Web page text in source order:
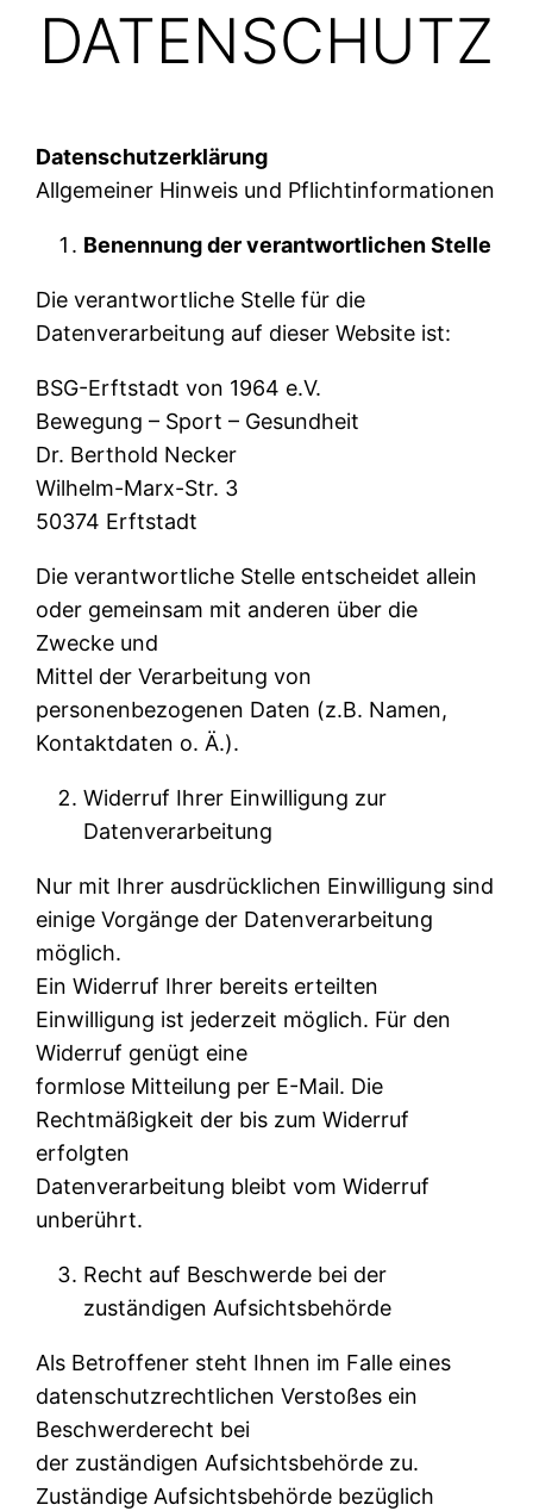
DATENSCHUTZ
Datenschutzerklärung
Allgemeiner Hinweis und Pflichtinformationen
Benennung der verantwortlichen Stelle
Die verantwortliche Stelle für die
Datenverarbeitung auf dieser Website ist:
BSG-Erftstadt von 1964 e.V.
Bewegung – Sport – Gesundheit
Dr. Berthold Necker
Wilhelm-Marx-Str. 3
50374 Erftstadt
Die verantwortliche Stelle entscheidet allein
oder gemeinsam mit anderen über die
Zwecke und
Mittel der Verarbeitung von
personenbezogenen Daten (z.B. Namen,
Kontaktdaten o. Ä.).
Widerruf Ihrer Einwilligung zur
Datenverarbeitung
Nur mit Ihrer ausdrücklichen Einwilligung sind
einige Vorgänge der Datenverarbeitung
möglich.
Ein Widerruf Ihrer bereits erteilten
Einwilligung ist jederzeit möglich. Für den
Widerruf genügt eine
formlose Mitteilung per E-Mail. Die
Rechtmäßigkeit der bis zum Widerruf
erfolgten
Datenverarbeitung bleibt vom Widerruf
unberührt.
Recht auf Beschwerde bei der
zuständigen Aufsichtsbehörde
Als Betroffener steht Ihnen im Falle eines
datenschutzrechtlichen Verstoßes ein
Beschwerderecht bei
der zuständigen Aufsichtsbehörde zu.
Zuständige Aufsichtsbehörde bezüglich